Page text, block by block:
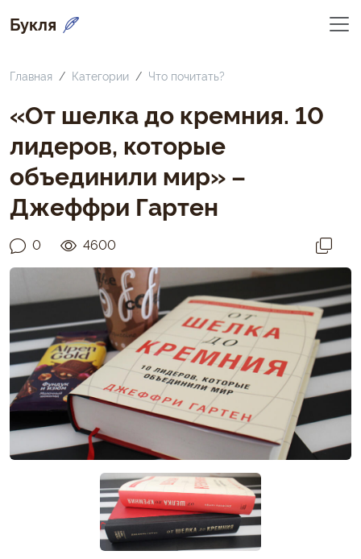
Букля
Главная Категории Что почитать?
«От шелка до кремния. 10
лидеров, которые
объединили мир» –
Джеффри Гартен
0 4600